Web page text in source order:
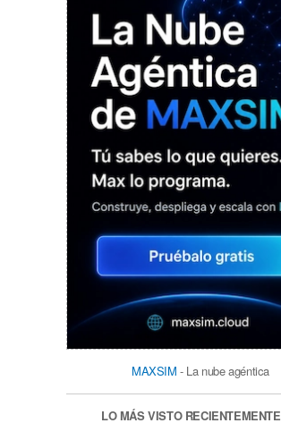
MAXSIM - La nube agéntica
LO MÁS VISTO RECIENTEMENTE